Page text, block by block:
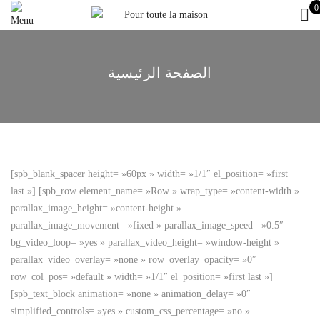
0
الصفحة الرئيسية
[spb_blank_spacer height= »60px » width= »1/1″ el_position= »first
last »] [spb_row element_name= »Row » wrap_type= »content-width »
parallax_image_height= »content-height »
parallax_image_movement= »fixed » parallax_image_speed= »0.5″
bg_video_loop= »yes » parallax_video_height= »window-height »
parallax_video_overlay= »none » row_overlay_opacity= »0″
row_col_pos= »default » width= »1/1″ el_position= »first last »]
[spb_text_block animation= »none » animation_delay= »0″
simplified_controls= »yes » custom_css_percentage= »no »